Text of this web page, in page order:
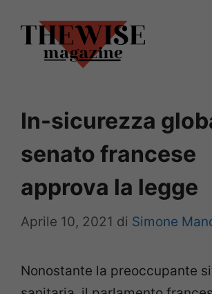
contenuto
In-sicurezza
senato francese
approva la legge
Aprile 10, 2021 di Simone
Nonostante la preoccupante